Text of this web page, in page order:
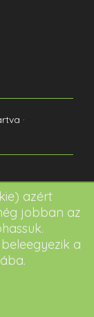
·
azért
jobban az
a